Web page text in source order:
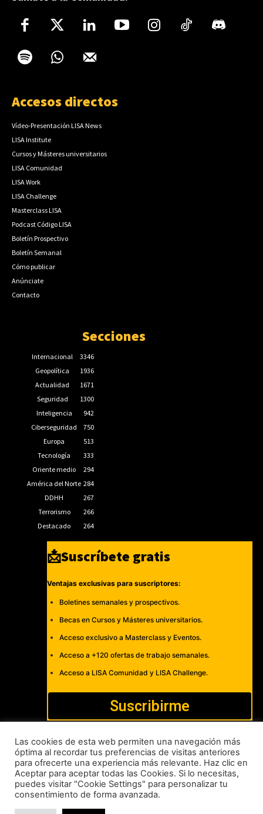
Accesos directos
Vídeo-Presentación LISA News
LISA Institute
Cursos y Másteres universitarios
LISA Comunidad
LISA Work
LISA Challenge
Masterclass LISA
Podcast Código LISA
Boletín Prospectivo
Boletín Semanal
Cómo publicar
Anúnciate
Contacto
Secciones
Internacional
3346
Geopolítica
1936
Actualidad
1671
Seguridad
1300
Inteligencia
942
Ciberseguridad
750
Europa
513
Tecnología
333
Oriente medio
294
América del Norte 284
DDHH
267
Terrorismo
266
Destacado
264
📩Suscríbete gratis
Ventajas exclusivas para suscriptores:
Boletines semanales y prospectivos.
Becas en Cursos y Másteres universitarios.
Acceso exclusivo a Masterclass y Eventos.
Acceso a +120 ofertas de trabajo semanales.
Acceso a LISA Comunidad y LISA Challenge.
Suscribirme
Cómo publicar Anúnciate Política de Privacidad y Cookies
Aviso legal Contacto
LISA News©. Creative Commons BY-NC-ND.
Las cookies de esta web permiten una navegación más
óptima al recordar tus preferencias de visitas anteriores
para ofrecerte una experiencia más relevante. Haz clic en
Aceptar para aceptar todas las Cookies. Si lo necesitas,
puedes visitar "Cookie Settings" para personalizar tu
consentimiento de forma avanzada.